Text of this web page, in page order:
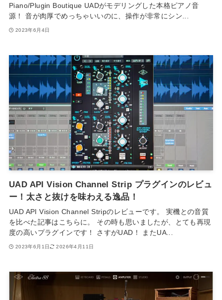
Piano/Plugin Boutique UADがモデリングした本格ピアノ音
源！ 音が肉厚でめっちゃいいのに、操作が非常にシン...
2023年6月4日
UAD API Vision Channel Strip プラグインのレビュ
ー！太さと抜けを味わえる逸品！
UAD API Vision Channel Stripのレビューです。 実機との音質
を比べた記事はこちらに。 その時も思いましたが、とても再現
度の高いプラグインです！ さすがUAD！ またUA...
2023年6月1日 2026年4月11日